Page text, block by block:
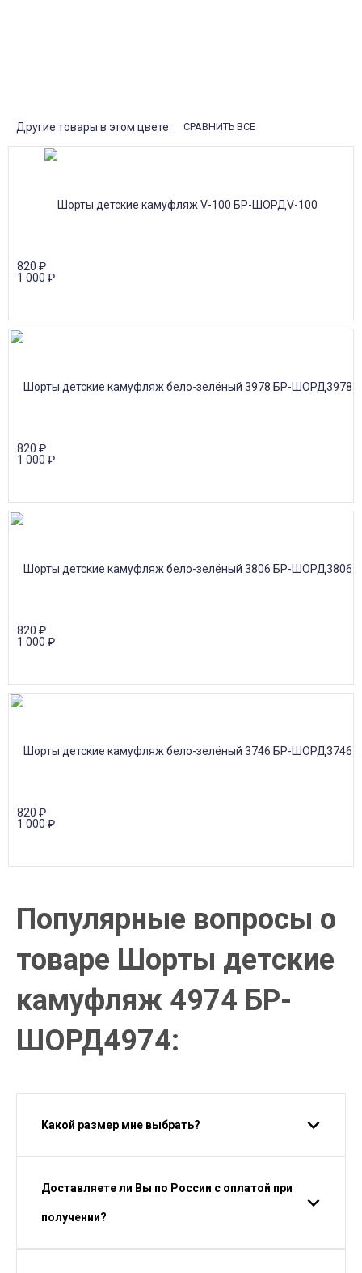
Другие товары в этом цвете: СРАВНИТЬ ВСЕ
820 ₽
1 000 ₽
820 ₽
1 000 ₽
820 ₽
1 000 ₽
820 ₽
1 000 ₽
Популярные вопросы о
товаре Шорты детские
камуфляж 4974 БР-
ШОРД4974:
Какой размер мне выбрать?
Доставляете ли Вы по России с оплатой при
получении?